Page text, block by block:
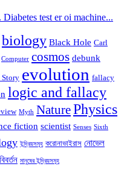
test er oi machine...
biology Black Hole Carl
Computer cosmos debunk
Story evolution fallacy
logic and fallacy
Myth NaturePhysics
fiction scientist Senses Sixth
ইন্দ্রিয়সমূহ করোনাভাইরাস নোভেল
মানুষের ইন্দ্রিয়সমূহ